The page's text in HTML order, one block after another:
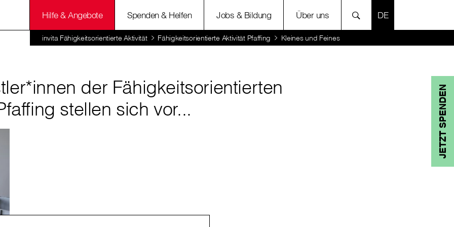
Hilfe & Angebote Spenden & Helfen Jobs & Bildung Über uns SPRACHE
invita Fähigkeitsorientierte Aktivität Fähigkeitsorientierte Aktivität Pfaffing Kleines und Feines
JETZT SPENDEN
der Fähigkeitsorientierten
stellen sich vor...